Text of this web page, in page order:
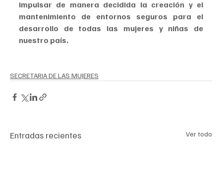
impulsar de manera decidida la creación y el
mantenimiento de entornos seguros para el
desarrollo de todas las mujeres y niñas de
nuestro país.
SECRETARIA DE LAS MUJERES
Entradas recientes Ver todo